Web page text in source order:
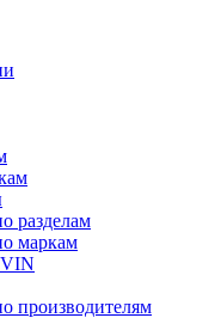
разделам
маркам
производителям